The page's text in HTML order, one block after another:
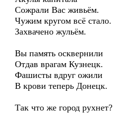
Сожрали Вас живьём.
Чужим кругом всё стало.
Захвачено жульём.
Вы память осквернили
Отдав врагам Кузнецк.
Фашисты вдруг ожили
В крови теперь Донецк.
Так что же город рухнет?